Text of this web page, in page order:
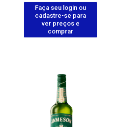
Faça seu login ou
cadastre-se para
ver preços e
comprar